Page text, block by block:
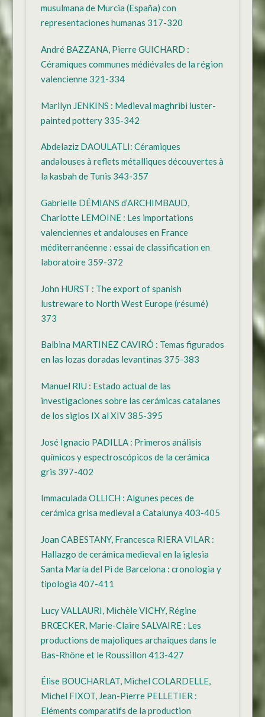
musulmana de Murcia (España) con
representaciones humanas 317-320
André BAZZANA, Pierre GUICHARD :
Céramiques communes médiévales de la région
valencienne 321-334
Marilyn JENKINS : Medieval maghribi luster-
painted pottery 335-342
Abdelaziz DAOULATLI: Céramiques
andalouses à reflets métalliques découvertes à
la kasbah de Tunis 343-357
Gabrielle DÉMIANS d’ARCHIMBAUD,
Charlotte LEMOINE : Les importations
valenciennes et andalouses en France
méditerranéenne : essai de classification en
laboratoire 359-372
John HURST : The export of spanish
lustreware to North West Europe (résumé)
373
Balbina MARTINEZ CAVIRÓ : Temas figurados
en las lozas doradas levantinas 375-383
Manuel RIU : Estado actual de las
investigaciones sobre las cerámicas catalanes
de los siglos IX al XIV 385-395
José Ignacio PADILLA : Primeros análisis
químicos y espectroscópicos de la cerámica
gris 397-402
Immaculada OLLICH : Algunes peces de
cerámica grisa medieval a Catalunya 403-405
Joan CABESTANY, Francesca RIERA VILAR :
Hallazgo de cerámica medieval en la iglesia
Santa María del Pi de Barcelona : cronologia y
tipologia 407-411
Lucy VALLAURI, Michèle VICHY, Régine
BRŒCKER, Marie-Claire SALVAIRE : Les
productions de majoliques archaïques dans le
Bas-Rhône et le Roussillon 413-427
Élise BOUCHARLAT, Michel COLARDELLE,
Michel FIXOT, Jean-Pierre PELLETIER :
Eléments comparatifs de la production